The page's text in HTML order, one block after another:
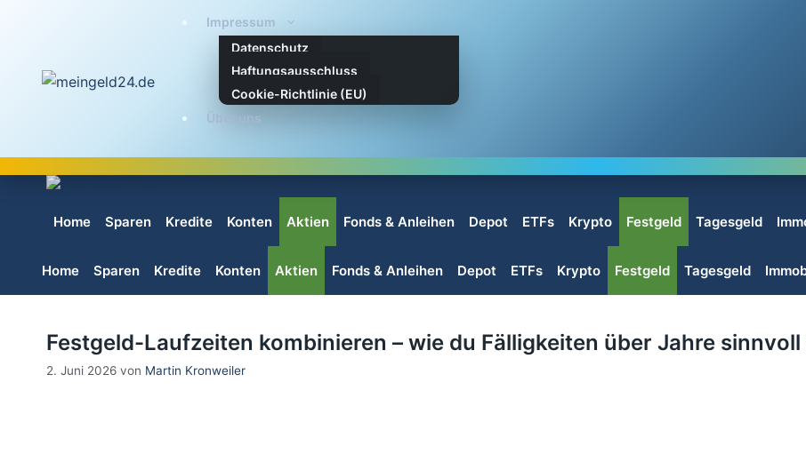
Impressum
Datenschutz
Haftungsausschluss
Cookie-Richtlinie (EU)
Über uns
Home Sparen Kredite Konten Aktien Fonds & Anleihen Depot ETFs Krypto Festgeld Tagesgeld
Home Sparen Kredite Konten Aktien Fonds & Anleihen Depot ETFs Krypto Festgeld Tagesgeld
Festgeld-Laufzeiten kombinieren – wie du Fälligkeiten über Jahre
2. Juni 2026 von Martin Kronweiler